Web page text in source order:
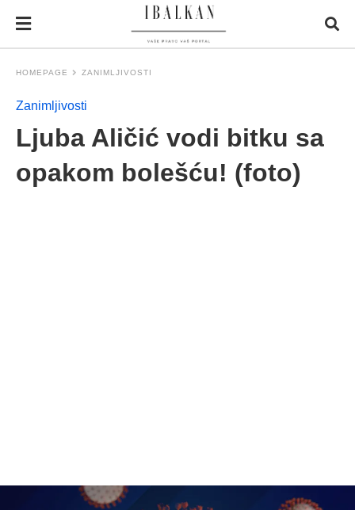
HOMEPAGE ZANIMLJIVOSTI
Zanimljivosti
Ljuba Aličić vodi bitku sa
opakom bolešću! (foto)